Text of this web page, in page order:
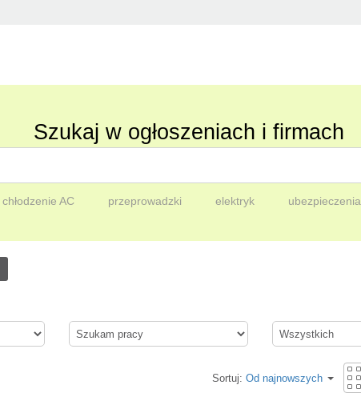
Szukaj w ogłoszeniach i firmach
chłodzenie AC przeprowadzki elektryk ubezpieczenia
Sortuj: Od najnowszych